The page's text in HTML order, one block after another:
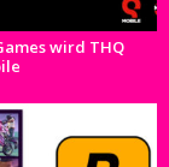
wird THQ